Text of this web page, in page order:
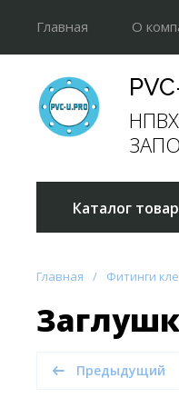
Главная О
Прайс-лист
Каталог
Главная / Фитинги
Предыдущий